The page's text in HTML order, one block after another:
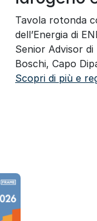
Tavola rotonda
dell’Energia di
Senior Advisor
Boschi, Capo
Scopri di più e